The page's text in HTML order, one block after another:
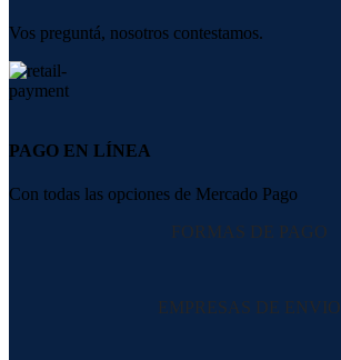
Vos preguntá, nosotros contestamos.
PAGO EN LÍNEA
Con todas las opciones de Mercado Pago
FORMAS DE PAGO
EMPRESAS DE ENVIO